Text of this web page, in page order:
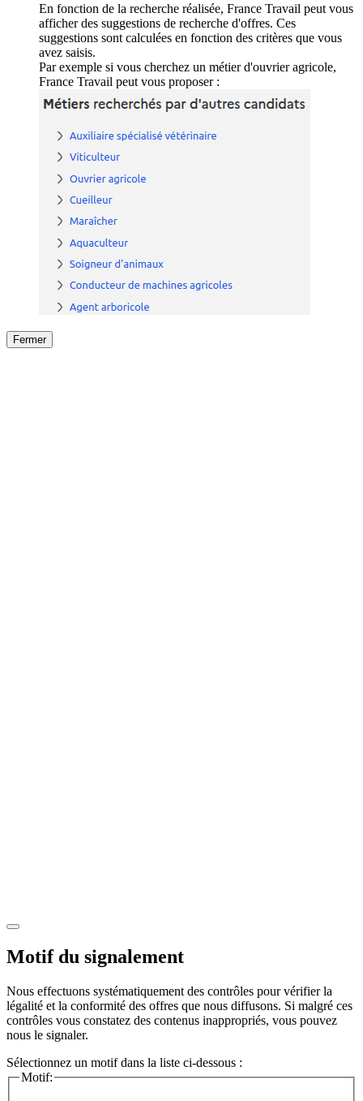
En fonction de la recherche réalisée, France Travail peut vous
afficher des suggestions de recherche d'offres. Ces
suggestions sont calculées en fonction des critères que vous
avez saisis.
Par exemple si vous cherchez un métier d'ouvrier agricole,
France Travail peut vous proposer :
Fermer
Motif du signalement
Nous effectuons systématiquement des contrôles pour vérifier la
légalité et la conformité des offres que nous diffusons. Si malgré ces
contrôles vous constatez des contenus inappropriés, vous pouvez
nous le signaler.
Sélectionnez un motif dans la liste ci-dessous :
Motif: